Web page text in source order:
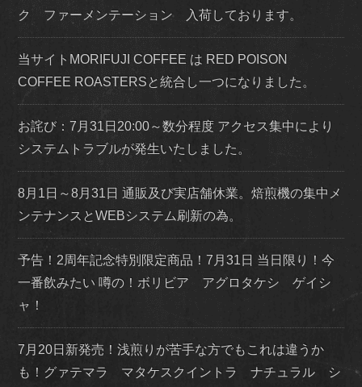
ク ファーメンテーション 入荷しております。
当サイトMORIFUJI COFFEE は RED POISON
COFFEE ROASTERSと統合し一つになりました。
お詫び：7月31日20:00～数分程度 アクセス集中により
システムトラブルが発生いたしました。
8月1日～8月31日 通販及び実店舗休業。焙煎機の集中メ
ンテナンスとWEBシステム刷新の為。
予告！2周年記念特別限定商品！7月31日 当日限り！今
一番飲みたい 噂の！ボリビア アグロタケシ ゲイシ
ャ！
7月20日新発売！浅煎りが苦手な方でもこれは違うか
も！グァテマラ マタケスクイントラ ナチュラル シ